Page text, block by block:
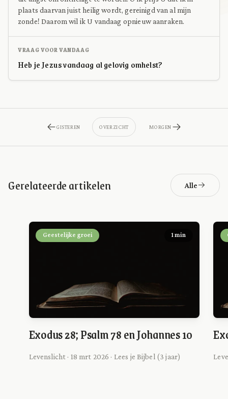
plaats daarvan juist heilig wordt, gereinigd van al mijn
zonde! Daarom wil ik U vandaag opnieuw aanraken.
VRAAG VOOR VANDAAG
Heb je Jezus vandaag al gelovig omhelst?
GISTEREN OVERZICHT MORGEN
Gerelateerde artikelen Alle
Geestelijke groei 1 min
Exodus 28; Psalm 78 en Johannes 10
Levenslicht · 18 mrt 2026 · Lees je Bijbel (3 jaar)